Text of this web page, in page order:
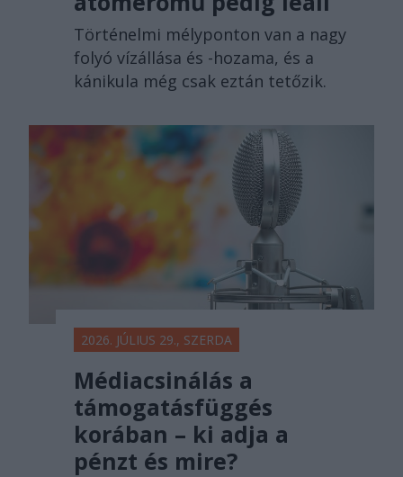
Történelmi mélyponton van a nagy
folyó vízállása és -hozama, és a
kánikula még csak eztán tetőzik.
2026. JÚLIUS 29., SZERDA
Médiacsinálás a
támogatásfüggés
korában – ki adja a
pénzt és mire?